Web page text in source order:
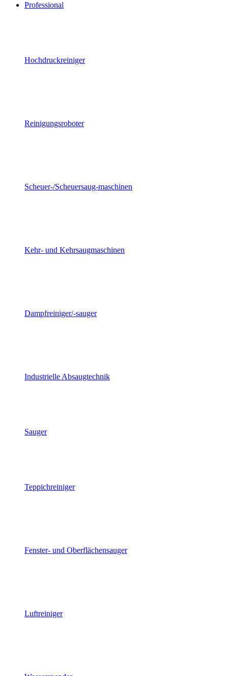
Professional
Hochdruckreiniger
Reinigungsroboter
Scheuer-/Scheuersaug-maschinen
Kehr- und Kehrsaugmaschinen
Dampfreiniger/-sauger
Industrielle Absaugtechnik
Sauger
Teppichreiniger
Fenster- und Oberflächensauger
Luftreiniger